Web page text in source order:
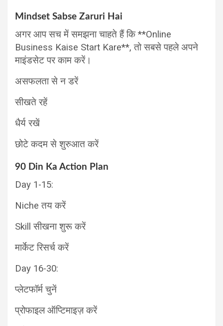
Mindset Sabse Zaruri Hai
अगर आप सच में समझना चाहते हैं कि **Online
Business Kaise Start Kare**, तो सबसे पहले अपने
माइंडसेट पर काम करें।
असफलता से न डरें
सीखते रहें
धैर्य रखें
छोटे कदम से शुरुआत करें
90 Din Ka Action Plan
Day 1-15:
Niche तय करें
Skill सीखना शुरू करें
मार्केट रिसर्च करें
Day 16-30:
प्लेटफॉर्म चुनें
प्रोफाइल ऑप्टिमाइज़ करें